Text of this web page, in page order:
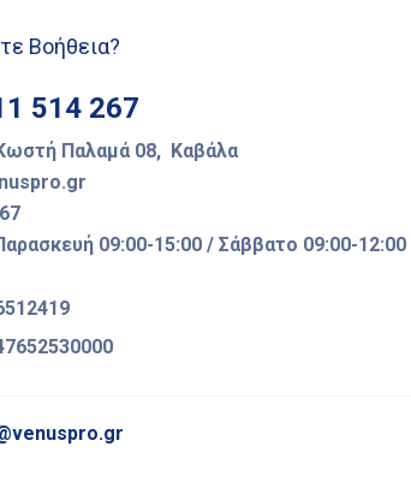
Βοήθεια?
514 267
Παλαμά 08, Καβάλα
09:00-15:00 / Σάββατο 09:00-12:00